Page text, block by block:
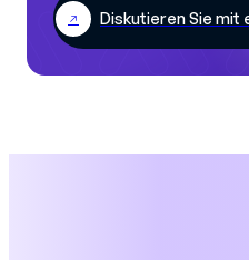
Diskutieren Sie mit